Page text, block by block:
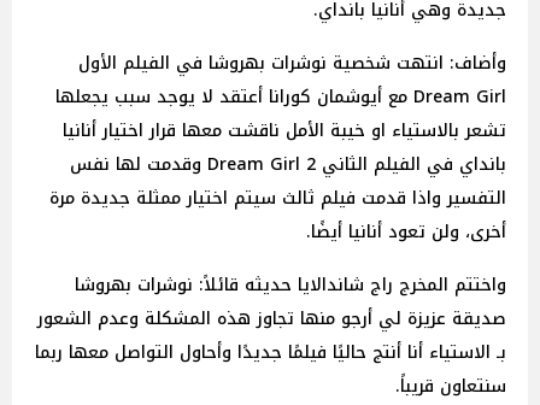
جديدة وهي أنانيا بانداي.
وأضاف: انتهت شخصية نوشرات بهروشا في الفيلم الأول
Dream Girl مع أيوشمان كورانا أعتقد لا يوجد سبب يجعلها
تشعر بالاستياء او خيبة الأمل ناقشت معها قرار اختيار أنانيا
بانداي في الفيلم الثاني Dream Girl 2 وقدمت لها نفس
التفسير واذا قدمت فيلم ثالث سيتم اختيار ممثلة جديدة مرة
أخرى، ولن تعود أنانيا أيضًا.
واختتم المخرج راج شاندالايا حديثه قائلاً: نوشرات بهروشا
صديقة عزيزة لي أرجو منها تجاوز هذه المشكلة وعدم الشعور
بـ الاستياء أنا أنتج حاليًا فيلمًا جديدًا وأحاول التواصل معها ربما
سنتعاون قريباً.